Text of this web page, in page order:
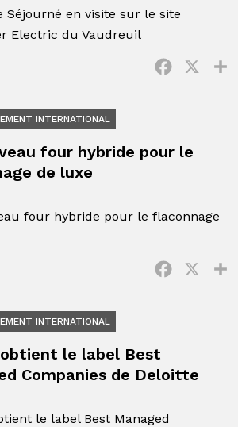
Séjourné en visite sur le site
Electric du Vaudreuil
Facebook
INTERNATIONAL
four hybride pour le
de luxe
four hybride pour le flaconnage
Facebook
INTERNATIONAL
le label Best
Companies de Deloitte
le label Best Managed